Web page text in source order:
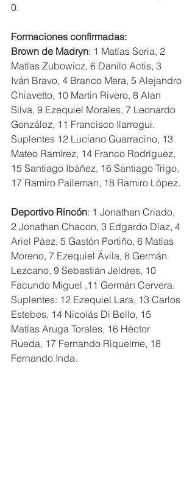
0.
Formaciones confirmadas:
Brown de Madryn: 1 Matías Soria, 2
Matías Zubowicz, 6 Danilo Actis, 3
Iván Bravo, 4 Branco Mera, 5 Alejandro
Chiavetto, 10 Martin Rivero, 8 Alan
Silva, 9 Ezequiel Morales, 7 Leonardo
González, 11 Francisco Ilarregui.
Suplentes 12 Luciano Guarracino, 13
Mateo Ramírez, 14 Franco Rodríguez,
15 Santiago Ibáñez, 16 Santiago Trigo,
17 Ramiro Paileman, 18 Ramiro López.
Deportivo Rincón: 1 Jonathan Criado,
2 Jonathan Chacon, 3 Edgardo Díaz, 4
Ariel Páez, 5 Gastón Portiño, 6 Matías
Moreno, 7 Ezequiel Ávila, 8 Germán
Lezcano, 9 Sebastián Jeldres, 10
Facundo Miguel ,11 Germán Cervera.
Suplentes: 12 Ezequiel Lara, 13 Carlos
Estebes, 14 Nicolás Di Bello, 15
Matías Aruga Torales, 16 Héctor
Rueda, 17 Fernando Riquelme, 18
Fernando Inda.